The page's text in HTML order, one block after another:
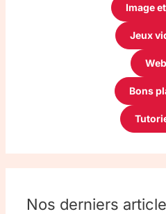
Image
Jeux
Web
Bons
Nos derniers